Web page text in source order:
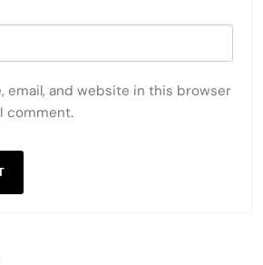
email, and website in this browser
comment.